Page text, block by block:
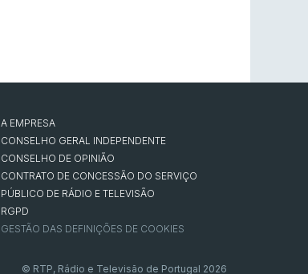
A EMPRESA
CONSELHO GERAL INDEPENDENTE
CONSELHO DE OPINIÃO
CONTRATO DE CONCESSÃO DO SERVIÇO
PÚBLICO DE RÁDIO E TELEVISÃO
RGPD
GESTÃO DAS DEFINIÇÕES DE COOKIES
© RTP, Rádio e Televisão de Portugal 2026